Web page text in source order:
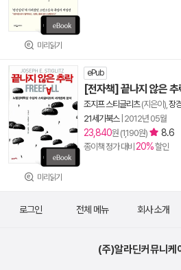
미리읽기
미리읽기
ePub
[전자책] 끝나지 않은 추
조지프 스티글리츠(지은이), 장
21세기북스| 2012년 05월
23,840원 (1,190원) 8.6
종이책 정가 대비 20%할인
로그인 전체 메뉴 회사 소개
(주)알라딘커뮤니케